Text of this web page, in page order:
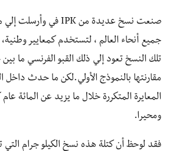
صنعت نسخ عديدة من IPK في وأرسلت إلي
جميع أنحاء العالم ، لتستخدم كمعايير وطنية
تلك النسخ تعود إلي ذلك القبو الفرنسي ما
مقارنتها بالنموذج الأولي.لكن ما حدث داخل
المعايرة المتكررة خلال ما يزيد عن المائة
ومحيرا.
فقد لوحظ أن كتلة هذه نسخ الكيلو جرام التي